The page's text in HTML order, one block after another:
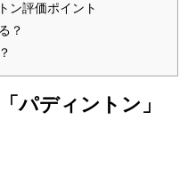
ン評価ポイント
？
パディントン」